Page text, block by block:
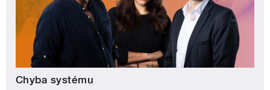
Chyba systému